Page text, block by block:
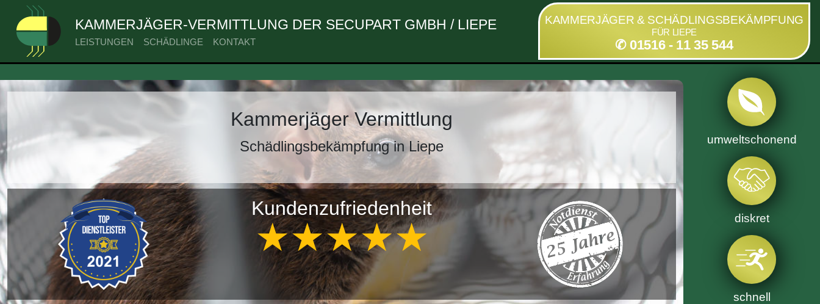
KAMMERJÄGER-VERMITTLUNG DER SECUPART GMBH / LIEPE
LEISTUNGEN SCHÄDLINGE KONTAKT
KAMMERJÄGER & SCHÄDLINGSBEKÄMPFUNG
FÜR LIEPE
✆ 01516 - 11 35 544
Kammerjäger Vermittlung
Schädlingsbekämpfung in Liepe
Kundenzufriedenheit
★★★★★
umweltschonend
diskret
schnell